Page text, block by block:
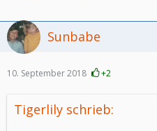
Sunbabe
10. September 2018 +2
Tigerlily schrieb: